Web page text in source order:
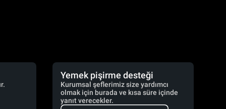
Yemek pişirme desteği
Kurumsal şeflerimiz size yardımcı
olmak için burada ve kısa süre içinde
yanıt verecekler.